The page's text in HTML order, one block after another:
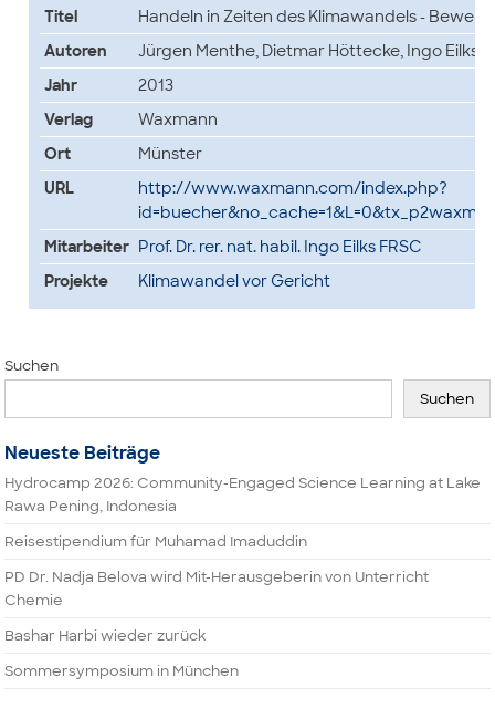
Titel
Handeln in Zeiten des Klimawandels -
Autoren
Jürgen Menthe, Dietmar Höttecke, Ingo Eilks
Jahr
2013
Verlag
Waxmann
Ort
Münster
URL
http://www.waxmann.com/index.php?
Mitarbeiter Prof. Dr. rer. nat. habil. Ingo Eilks FRSC
Projekte
Klimawandel vor Gericht
Suchen
Suchen
Neueste Beiträge
Hydrocamp 2026: Community-Engaged Science Learning at Lake
Rawa Pening, Indonesia
Reisestipendium für Muhamad Imaduddin
PD Dr. Nadja Belova wird Mit-Herausgeberin von Unterricht
Chemie
Bashar Harbi wieder zurück
Sommersymposium in München